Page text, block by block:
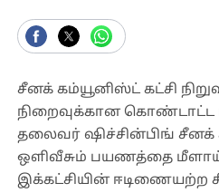
சீனக் கம்யூனிஸ்ட் கட்சி
நிறைவுக்கான கொண்டாட்ட
தலைவர் ஷிச்சின்பிங் சீனக்
ஒளிவீசும் பயணத்தை
இக்கட்சியின் ஈடிணையற்ற